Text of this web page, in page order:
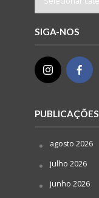
SIGA-NOS
agosto 2026
julho 2026
junho 2026